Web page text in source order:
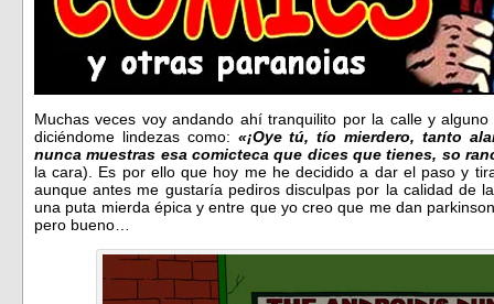
Muchas veces voy andando ahí tranquilito por la calle y
diciéndome lindezas como: «¡Oye tú, tío mierdero, tanto
nunca muestras esa comicteca que dices que tienes, so
la cara). Es por ello que hoy me he decidido a dar el paso y
aunque antes me gustaría pediros disculpas por la calidad de
una puta mierda épica y entre que yo creo que me dan
pero bueno…